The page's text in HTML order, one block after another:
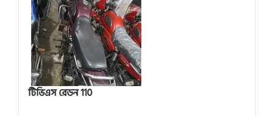
টিভিএস রেডন 110